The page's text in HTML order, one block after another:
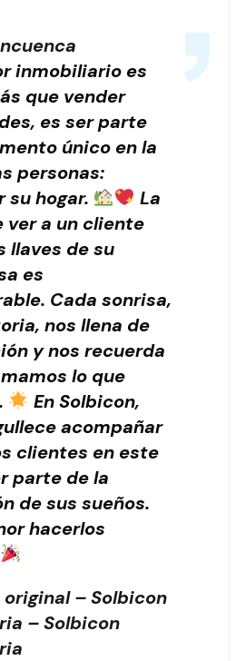
inmobiliario es
que vender
es ser parte
único en la
personas:
su hogar.
La
ver a un cliente
llaves de su
es
Cada sonrisa,
nos llena de
y nos recuerda
lo que
En Solbicon,
acompañar
clientes en este
parte de la
de sus sueños.
hacerlos
– Solbicon
– Solbicon